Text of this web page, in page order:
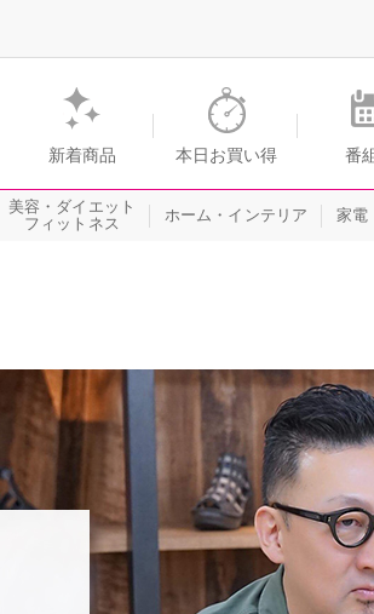
ビショッピングのショップチャンネル
新着商品 本日お買い得 番
美容・ダイエット
フィットネス
ホーム・インテリア 家電